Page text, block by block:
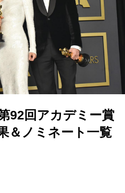
92回アカデミー賞
＆ノミネート一覧